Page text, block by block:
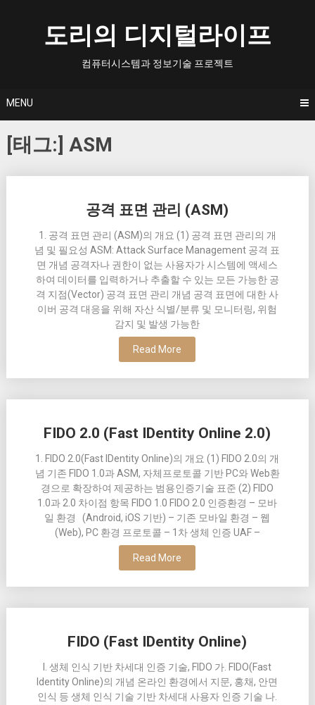
도리의 디지털라이프
컴퓨터시스템과 정보기술 프로젝트
MENU
[태그:] ASM
공격 표면 관리 (ASM)
1. 공격 표면 관리 (ASM)의 개요 (1) 공격 표면 관리의 개
념 및 필요성 ASM: Attack Surface Management 공격 표
면 개념 공격자나 권한이 없는 사용자가 시스템에 액세스
하여 데이터를 입력하거나 추출할 수 있는 모든 가능한 공
격 지점(Vector) 공격 표면 관리 개념 공격 표면에 대한 사
이버 공격 대응을 위해 자산 식별/분류 및 모니터링, 위험
감지 및 발생 가능한
Read More
FIDO 2.0 (Fast IDentity Online 2.0)
1. FIDO 2.0(Fast IDentity Online)의 개요 (1) FIDO 2.0의 개
념 기존 FIDO 1.0과 ASM, 자체프로토콜 기반 PC와 Web환
경으로 확장하여 제공하는 범용인증기술 표준 (2) FIDO
1.0과 2.0 차이점 항목 FIDO 1.0 FIDO 2.0 인증환경 – 모바
일 환경 (Android, iOS 기반) – 기존 모바일 환경 – 웹
(Web), PC 환경 프로토콜 – 1차 생체 인증 UAF –
Read More
FIDO (Fast IDentity Online)
I. 생체 인식 기반 차세대 인증 기술, FIDO 가. FIDO(Fast
Identity Online)의 개념 온라인 환경에서 지문, 홍채, 안면
인식 등 생체 인식 기술 기반 차세대 사용자 인증 기술 나.
navigation